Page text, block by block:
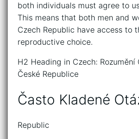
both individuals must agree to
This means that both men and
Czech Republic have access to
reproductive choice.
H2 Heading in Czech: Rozumění
České Republice
Často Kladené
Republic